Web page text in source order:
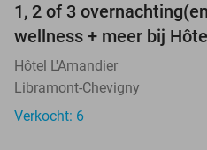
TODAY
1, 2 of 3
wellness + meer bij
Hôtel L'Amandier
Libramont-Chevigny
Verkocht: 6